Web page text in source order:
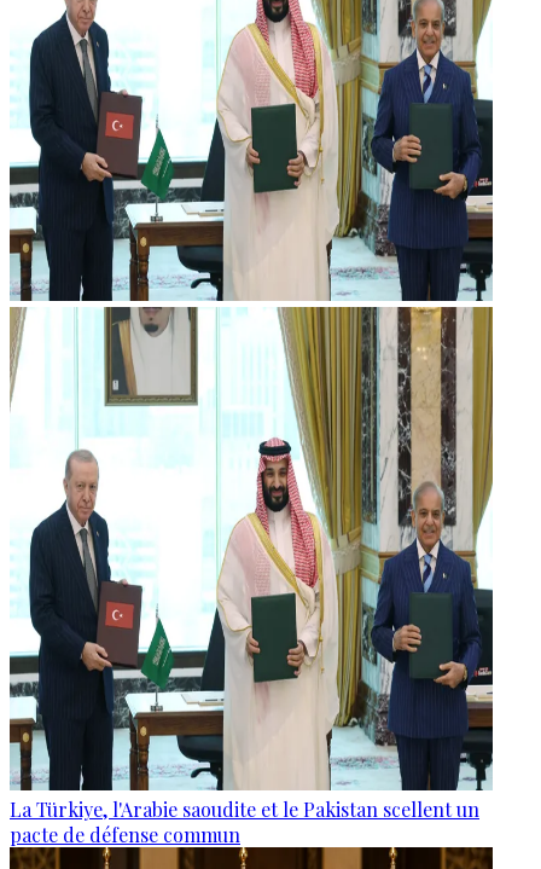
La Türkiye, l'Arabie saoudite et le Pakistan scellent un
pacte de défense commun